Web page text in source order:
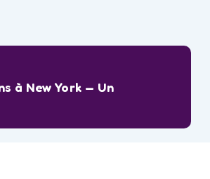
à New York — Un